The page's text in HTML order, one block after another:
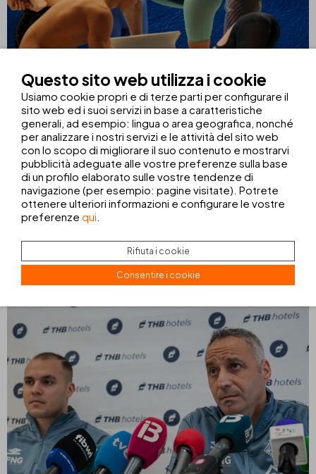
sostenendo laFederazione calcistica delle Isole Baleari
(FFIB), contribuendo allo sviluppo e alla promozione del calcio
Questo sito web utilizza i cookie
Usiamo cookie propri e di terze parti per configurare il
sito web ed i suoi servizi in base a caratteristiche
generali, ad esempio: lingua o area geografica, nonché
per analizzare i nostri servizi e le attività del sito web
con lo scopo di migliorare il suo contenuto e mostrarvi
pubblicità adeguate alle vostre preferenze sulla base
di un profilo elaborato sulle vostre tendenze di
navigazione (per esempio: pagine visitate). Potrete
ottenere ulteriori informazioni e configurare le vostre
preferenze qui
Rifiuta i cookie
Consentire i cookie